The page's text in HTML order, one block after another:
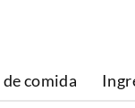
comida